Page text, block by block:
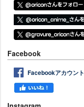
Facebook
Facebookアカウント